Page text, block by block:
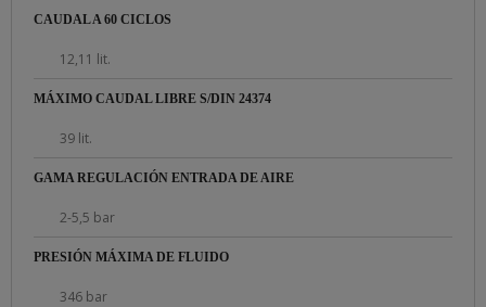
CAUDAL A 60 CICLOS
12,11 lit.
MÁXIMO CAUDAL LIBRE S/DIN 24374
39 lit.
GAMA REGULACIÓN ENTRADA DE AIRE
2-5,5 bar
PRESIÓN MÁXIMA DE FLUIDO
346 bar